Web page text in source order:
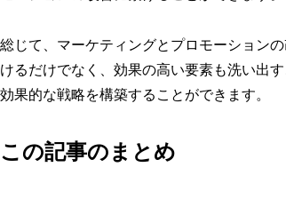
総じて、マーケティングとプロモーション
けるだけでなく、効果の高い要素も洗い出
効果的な戦略を構築することができます。
この記事のまとめ